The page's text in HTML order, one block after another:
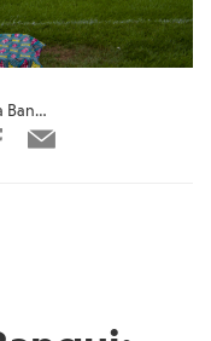
giovanili